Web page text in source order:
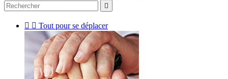

  Tout pour se déplacer